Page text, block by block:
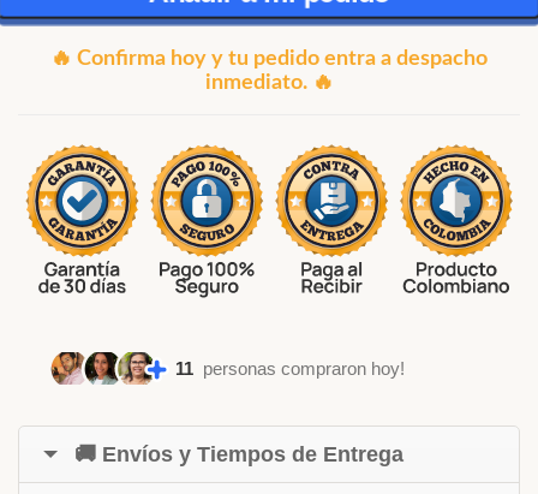
🔥 Confirma hoy y tu pedido entra a despacho
inmediato. 🔥
11 personas compraron hoy!
🚚 Envíos y Tiempos de Entrega